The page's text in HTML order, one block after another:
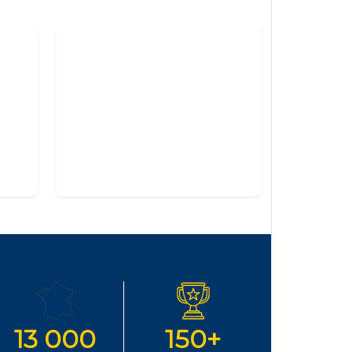
13 000 150+